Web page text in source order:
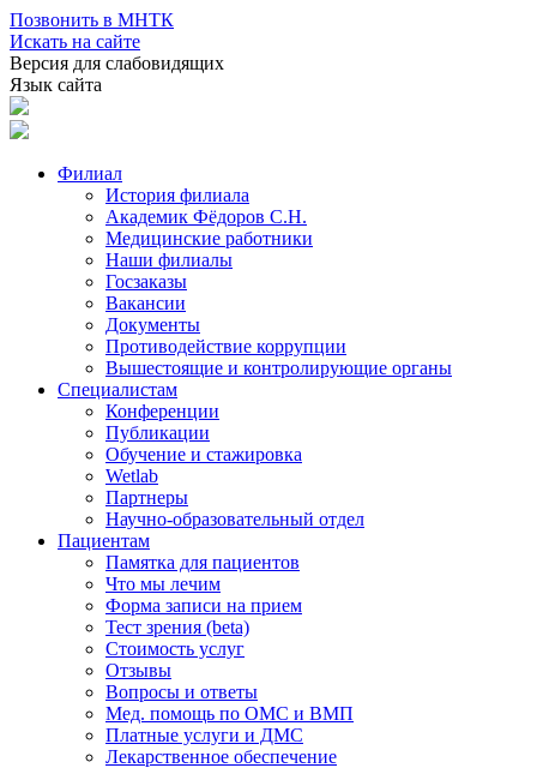
Позвонить в МНТК
Искать на сайте
Версия для слабовидящих
Язык сайта
Филиал
История филиала
Академик Фёдоров С.Н.
Медицинские работники
Наши филиалы
Госзаказы
Вакансии
Документы
Противодействие коррупции
Вышестоящие и контролирующие органы
Специалистам
Конференции
Публикации
Обучение и стажировка
Wetlab
Партнеры
Научно-образовательный отдел
Пациентам
Памятка для пациентов
Что мы лечим
Форма записи на прием
Тест зрения (beta)
Стоимость услуг
Отзывы
Вопросы и ответы
Мед. помощь по ОМС и ВМП
Платные услуги и ДМС
Лекарственное обеспечение